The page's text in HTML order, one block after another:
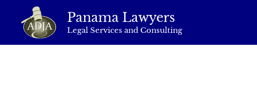
Panama Lawyers
Legal Services and Consulting